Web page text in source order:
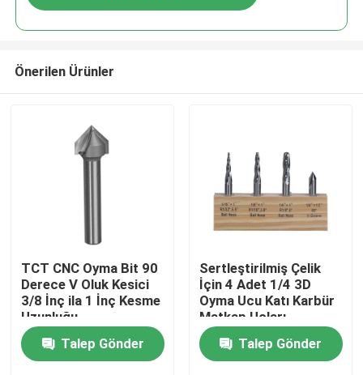
Ana sayfa
Önerilen Ürünler
TCT CNC Oyma Bit 90
Derece V Oluk Kesici
3/8 İnç ila 1 İnç Kesme
Uzunluğu
Talep Gönder
Sertleştirilmiş Çelik
İçin 4 Adet 1/4 3D
Oyma Ucu Katı Karbür
Matkap Uçları
Talep Gönder